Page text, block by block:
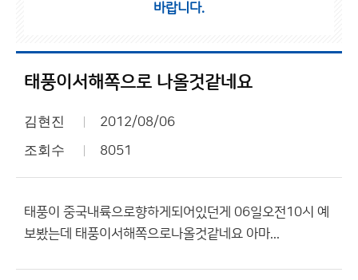
바랍니다.
태풍이서해쪽으로 나올것같네요
김현진 2012/08/06
조회수 8051
태풍이 중국내륙으로향하게되어있던게 06일오전10시 예
보봤는데 태풍이서해쪽으로나올것같네요 아마...